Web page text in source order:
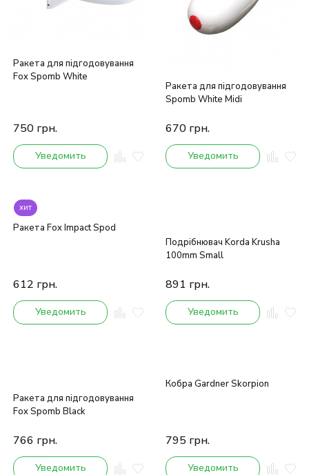
Ракета для підгодовування
Fox Spomb White
750 грн.
Уведомить
Ракета для підгодовування
Spomb White Midi
670 грн.
Уведомить
хит
Ракета Fox Impact Spod
612 грн.
Уведомить
Подрібнювач Korda Krusha
100mm Small
891 грн.
Уведомить
Ракета для підгодовування
Fox Spomb Black
766 грн.
Уведомить
Кобра Gardner Skorpion
795 грн.
Уведомить